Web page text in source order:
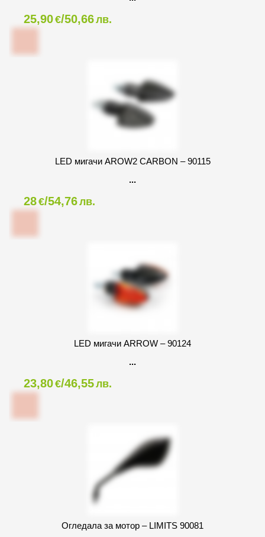
25,90€/50,66лв.
LED мигачи AROW2 CARBON – 90115
28€/54,76лв.
LED мигачи ARROW – 90124
23,80€/46,55лв.
Огледала за мотор – LIMITS 90081